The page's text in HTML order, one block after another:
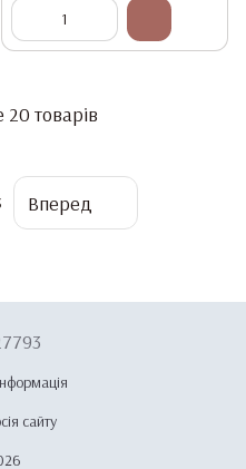
товарів
Вперед
сайту